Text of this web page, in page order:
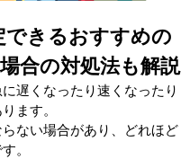
できるおすすめの
合の対処法も解説
遅くなったり速くなったり
ます。
ない場合があり、どれほど
。